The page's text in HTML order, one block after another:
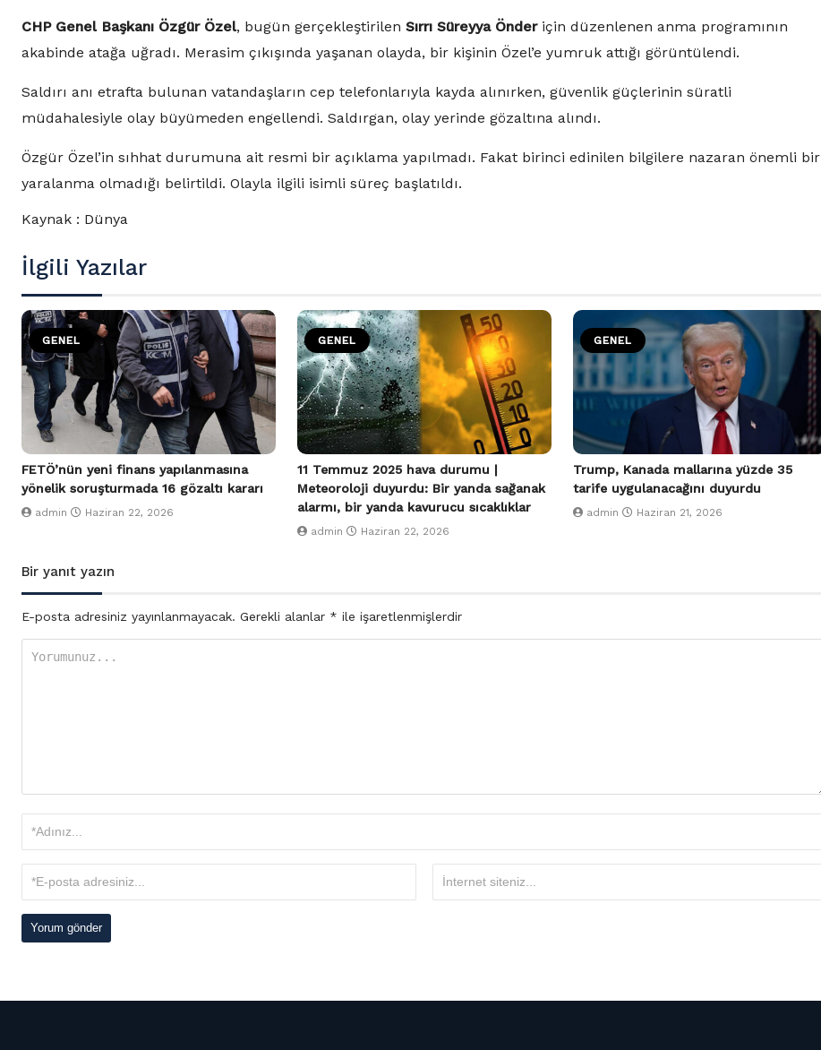
CHP Genel Başkanı Özgür Özel, bugün gerçekleştirilen Sırrı Süreyya Önderiçin düzenlenen anma programının
akabinde atağa uğradı. Merasim çıkışında yaşanan olayda, bir kişinin Özel’e yumruk attığı görüntülendi.
Saldırı anı etrafta bulunan vatandaşların cep telefonlarıyla kayda alınırken, güvenlik güçlerinin süratli
müdahalesiyle olay büyümeden engellendi. Saldırgan, olay yerinde gözaltına alındı.
Özgür Özel’in sıhhat durumuna ait resmi bir açıklama yapılmadı. Fakat birinci edinilen bilgilere nazaran önemli bir
yaralanma olmadığı belirtildi. Olayla ilgili isimli süreç başlatıldı.
Kaynak : Dünya
İlgili Yazılar
GENEL
FETÖ’nün yeni finans yapılanmasına
yönelik soruşturmada 16 gözaltı kararı
admin Haziran 22, 2026
GENEL
11 Temmuz 2025 hava durumu |
Meteoroloji duyurdu: Bir yanda sağanak
alarmı, bir yanda kavurucu sıcaklıklar
admin Haziran 22, 2026
GENEL
Trump, Kanada mallarına yüzde 35
tarife uygulanacağını duyurdu
admin Haziran 21, 2026
Bir yanıt yazın
E-posta adresiniz yayınlanmayacak. Gerekli alanlar * ile işaretlenmişlerdir